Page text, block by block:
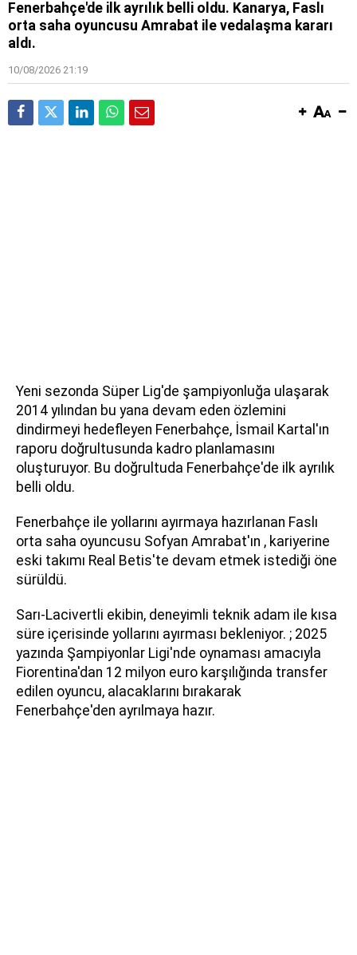
Fenerbahçe'de ilk ayrılık belli oldu. Kanarya, Faslı
orta saha oyuncusu Amrabat ile vedalaşma kararı
aldı.
10/08/2026 21:19
Yeni sezonda Süper Lig'de şampiyonluğa ulaşarak
2014 yılından bu yana devam eden özlemini
dindirmeyi hedefleyen Fenerbahçe, İsmail Kartal'ın
raporu doğrultusunda kadro planlamasını
oluşturuyor. Bu doğrultuda Fenerbahçe'de ilk ayrılık
belli oldu.
Fenerbahçe ile yollarını ayırmaya hazırlanan Faslı
orta saha oyuncusu Sofyan Amrabat'ın , kariyerine
eski takımı Real Betis'te devam etmek istediği öne
sürüldü.
Sarı-Lacivertli ekibin, deneyimli teknik adam ile kısa
süre içerisinde yollarını ayırması bekleniyor. ; 2025
yazında Şampiyonlar Ligi'nde oynaması amacıyla
Fiorentina'dan 12 milyon euro karşılığında transfer
edilen oyuncu, alacaklarını bırakarak
Fenerbahçe'den ayrılmaya hazır.